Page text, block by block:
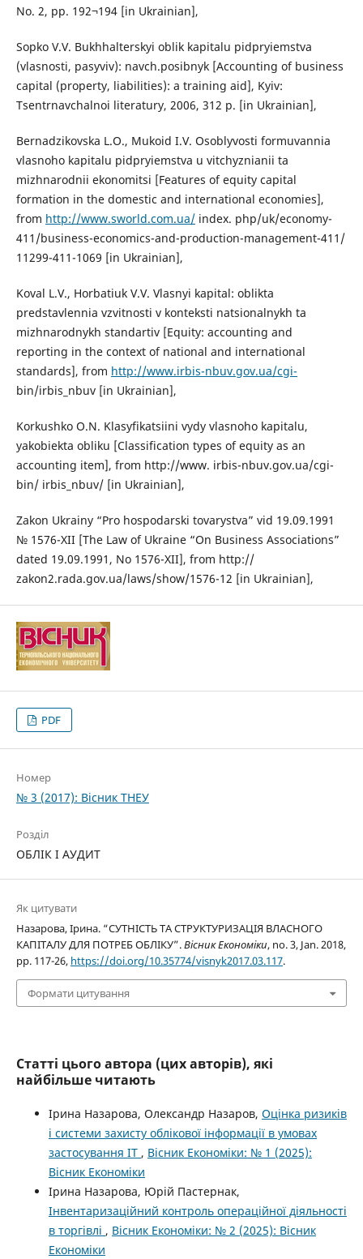
No. 2, pp. 192¬194 [in Ukrainian],
Sopko V.V. Bukhhalterskyi oblik kapitalu pidpryiemstva
(vlasnosti, pasyviv): navch.posibnyk [Accounting of business
capital (property, liabilities): a training aid], Kyiv:
Tsentrnavchalnoi literatury, 2006, 312 p. [in Ukrainian],
Bernadzikovska L.O., Mukoid I.V. Osoblyvosti formuvannia
vlasnoho kapitalu pidpryiemstva u vitchyznianii ta
mizhnarodnii ekonomitsi [Features of equity capital
formation in the domestic and international economies],
from http://www.sworld.com.ua/index. php/uk/economy-
411/business-economics-and-production-management-411/
11299-411-1069 [in Ukrainian],
Koval L.V., Horbatiuk V.V. Vlasnyi kapital: oblikta
predstavlennia vzvitnosti v konteksti natsionalnykh ta
mizhnarodnykh standartiv [Equity: accounting and
reporting in the context of national and international
standards], from http://www.irbis-nbuv.gov.ua/cgi-
bin/irbis_nbuv [in Ukrainian],
Korkushko O.N. Klasyfikatsiini vydy vlasnoho kapitalu,
yakobiekta obliku [Classification types of equity as an
accounting item], from http://www. irbis-nbuv.gov.ua/cgi-
bin/ irbis_nbuv/ [in Ukrainian],
Zakon Ukrainy “Pro hospodarski tovarystva” vid 19.09.1991
№ 1576-XII [The Law of Ukraine “On Business Associations”
dated 19.09.1991, No 1576-XII], from http://
zakon2.rada.gov.ua/laws/show/1576-12 [in Ukrainian],
PDF
Номер
№ 3 (2017): Вісник ТНЕУ
Розділ
ОБЛІК І АУДИТ
Як цитувати
Назарова, Ірина. “СУТНІСТЬ ТА СТРУКТУРИЗАЦІЯ ВЛАСНОГО
КАПІТАЛУ ДЛЯ ПОТРЕБ ОБЛІКУ”.Вісник Економіки, no. 3, Jan. 2018,
pp. 117-26, https://doi.org/10.35774/visnyk2017.03.117.
Формати цитування
Статті цього автора (цих авторів), які
найбільше читають
Ірина Назарова, Олександр Назаров, Оцінка ризиків
і системи захисту облікової інформації в умовах
застосування ІТ , Вісник Економіки: № 1 (2025):
Вісник Економіки
Ірина Назарова, Юрій Пастернак,
Інвентаризаційний контроль операційної діяльності
в торгівлі , Вісник Економіки: № 2 (2025): Вісник
Економіки